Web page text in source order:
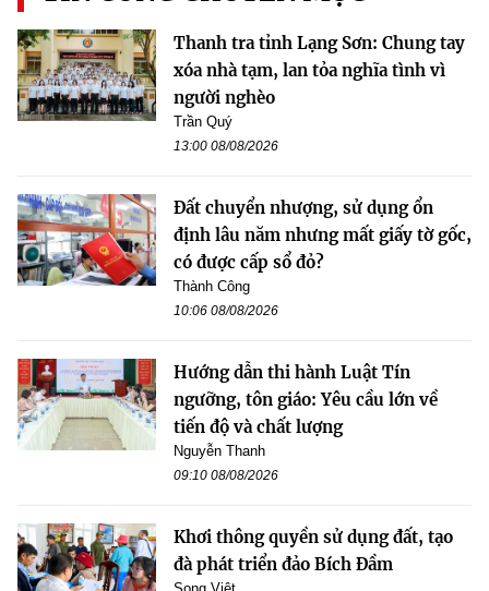
Thanh tra tỉnh Lạng Sơn: Chung tay
xóa nhà tạm, lan tỏa nghĩa tình vì
người nghèo
Trần Quý
13:00 08/08/2026
Đất chuyển nhượng, sử dụng ổn
định lâu năm nhưng mất giấy tờ gốc,
có được cấp sổ đỏ?
Thành Công
10:06 08/08/2026
Hướng dẫn thi hành Luật Tín
ngưỡng, tôn giáo: Yêu cầu lớn về
tiến độ và chất lượng
Nguyễn Thanh
09:10 08/08/2026
Khơi thông quyền sử dụng đất, tạo
đà phát triển đảo Bích Đầm
Song Việt